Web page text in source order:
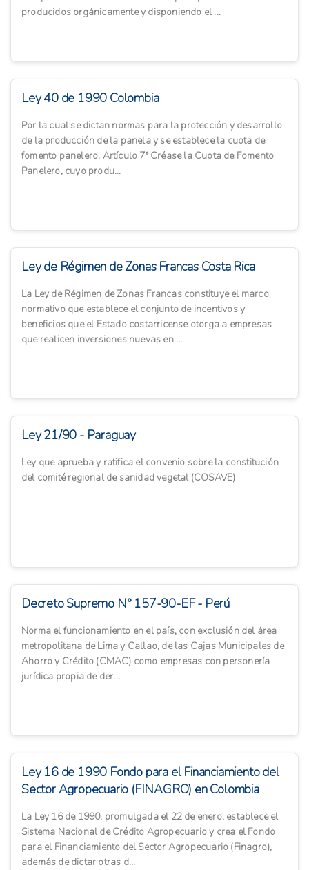
producidos orgánicamente y disponiendo el ...
Ley 40 de 1990 Colombia
Por la cual se dictan normas para la protección y desarrollo
de la producción de la panela y se establece la cuota de
fomento panelero. Artículo 7° Créase la Cuota de Fomento
Panelero, cuyo produ...
Ley de Régimen de Zonas Francas Costa Rica
La Ley de Régimen de Zonas Francas constituye el marco
normativo que establece el conjunto de incentivos y
beneficios que el Estado costarricense otorga a empresas
que realicen inversiones nuevas en ...
Ley 21/90 - Paraguay
Ley que aprueba y ratifica el convenio sobre la constitución
del comité regional de sanidad vegetal (COSAVE)
Decreto Supremo N° 157-90-EF - Perú
Norma el funcionamiento en el país, con exclusión del área
metropolitana de Lima y Callao, de las Cajas Municipales de
Ahorro y Crédito (CMAC) como empresas con personería
jurídica propia de der...
Ley 16 de 1990 Fondo para el Financiamiento del
Sector Agropecuario (FINAGRO) en Colombia
La Ley 16 de 1990, promulgada el 22 de enero, establece el
Sistema Nacional de Crédito Agropecuario y crea el Fondo
para el Financiamiento del Sector Agropecuario (Finagro),
además de dictar otras d...